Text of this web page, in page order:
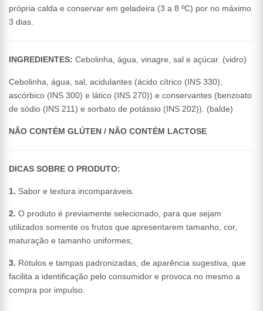
própria calda e conservar em geladeira (3 a 8 ºC) por no máximo
3 dias.
INGREDIENTES: Cebolinha, água, vinagre, sal e açúcar. (vidro)
Cebolinha, água, sal, acidulantes (ácido cítrico (INS 330),
ascórbico (INS 300) e lático (INS 270)) e conservantes (benzoato
de sódio (INS 211) e sorbato de potássio (INS 202)). (balde)
NÃO CONTÉM GLÚTEN / NÃO CONTÉM LACTOSE
DICAS SOBRE O PRODUTO:
1. Sabor e textura incomparáveis.
2. O produto é previamente selecionado, para que sejam
utilizados somente os frutos que apresentarem tamanho, cor,
maturação e tamanho uniformes;
3. Rótulos e tampas padronizadas, de aparência sugestiva, que
facilita a identificação pelo consumidor e provoca no mesmo a
compra por impulso.